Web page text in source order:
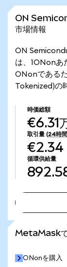
ON
市場情報
ON
は、1ONonあ
ONonである
Tokenized)の
時価総額
€6.31
取引量 (24時
€2.34
循環供給量
MetaMaskで
ONonを購入